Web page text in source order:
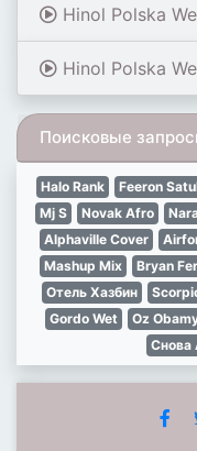
Hinol Polska
Hinol Polska Wersja
Поисковые
Halo Rank Feeron
Mj S
Novak Afro
Alphaville Cover
Mashup Mix
Bryan
Отель Хазбин
Gordo Wet
Oz
Снова